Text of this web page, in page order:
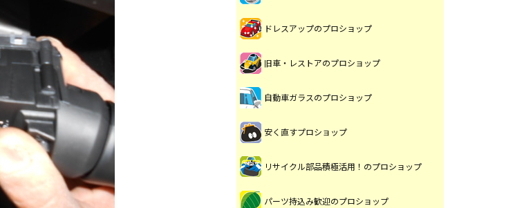
ドレスアップのプロショップ
旧車・レストアのプロショップ
自動車ガラスのプロショップ
安く直すプロショップ
リサイクル部品積極活用！のプロショップ
パーツ持込み歓迎のプロショップ